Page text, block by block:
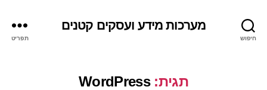
חיפוש
מערכות מידע ועסקים קטנים
תפריט
תגית: WordPress